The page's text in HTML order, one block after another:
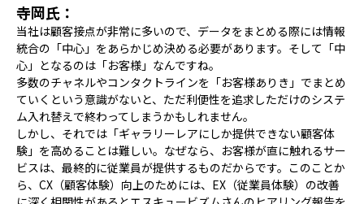
寺岡氏：
当社は顧客接点が非常に多いので、データをまとめる際には情報
統合の「中心」をあらかじめ決める必要があります。そして「中
心」となるのは「お客様」なんですね。
多数のチャネルやコンタクトラインを「お客様ありき」でまとめ
ていくという意識がないと、ただ利便性を追求しただけのシステ
ム入れ替えで終わってしまうかもしれません。
しかし、それでは「ギャラリーレアにしか提供できない顧客体
験」を高めることは難しい。なぜなら、お客様が直に触れるサー
ビスは、最終的に従業員が提供するものだからです。このことか
ら、CX（顧客体験）向上のためには、EX（従業員体験）の改善